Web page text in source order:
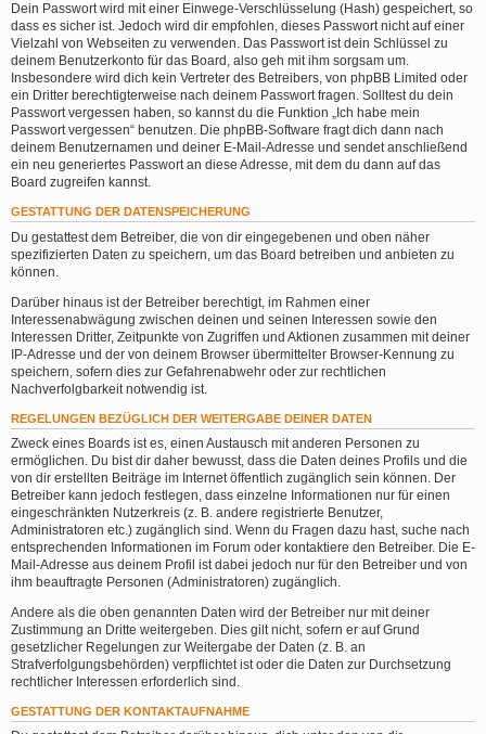
Dein Passwort wird mit einer Einwege-Verschlüsselung (Hash) gespeichert, so
dass es sicher ist. Jedoch wird dir empfohlen, dieses Passwort nicht auf einer
Vielzahl von Webseiten zu verwenden. Das Passwort ist dein Schlüssel zu
deinem Benutzerkonto für das Board, also geh mit ihm sorgsam um.
Insbesondere wird dich kein Vertreter des Betreibers, von phpBB Limited oder
ein Dritter berechtigterweise nach deinem Passwort fragen. Solltest du dein
Passwort vergessen haben, so kannst du die Funktion „Ich habe mein
Passwort vergessen“ benutzen. Die phpBB-Software fragt dich dann nach
deinem Benutzernamen und deiner E-Mail-Adresse und sendet anschließend
ein neu generiertes Passwort an diese Adresse, mit dem du dann auf das
Board zugreifen kannst.
GESTATTUNG DER DATENSPEICHERUNG
Du gestattest dem Betreiber, die von dir eingegebenen und oben näher
spezifizierten Daten zu speichern, um das Board betreiben und anbieten zu
können.
Darüber hinaus ist der Betreiber berechtigt, im Rahmen einer
Interessenabwägung zwischen deinen und seinen Interessen sowie den
Interessen Dritter, Zeitpunkte von Zugriffen und Aktionen zusammen mit deiner
IP-Adresse und der von deinem Browser übermittelter Browser-Kennung zu
speichern, sofern dies zur Gefahrenabwehr oder zur rechtlichen
Nachverfolgbarkeit notwendig ist.
REGELUNGEN BEZÜGLICH DER WEITERGABE DEINER DATEN
Zweck eines Boards ist es, einen Austausch mit anderen Personen zu
ermöglichen. Du bist dir daher bewusst, dass die Daten deines Profils und die
von dir erstellten Beiträge im Internet öffentlich zugänglich sein können. Der
Betreiber kann jedoch festlegen, dass einzelne Informationen nur für einen
eingeschränkten Nutzerkreis (z. B. andere registrierte Benutzer,
Administratoren etc.) zugänglich sind. Wenn du Fragen dazu hast, suche nach
entsprechenden Informationen im Forum oder kontaktiere den Betreiber. Die E-
Mail-Adresse aus deinem Profil ist dabei jedoch nur für den Betreiber und von
ihm beauftragte Personen (Administratoren) zugänglich.
Andere als die oben genannten Daten wird der Betreiber nur mit deiner
Zustimmung an Dritte weitergeben. Dies gilt nicht, sofern er auf Grund
gesetzlicher Regelungen zur Weitergabe der Daten (z. B. an
Strafverfolgungsbehörden) verpflichtet ist oder die Daten zur Durchsetzung
rechtlicher Interessen erforderlich sind.
GESTATTUNG DER KONTAKTAUFNAHME